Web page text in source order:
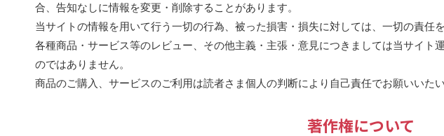
合、告知なしに情報を変更・削除することがあります。
当サイトの情報を用いて行う一切の行為、被った損害・損失に対しては、一切の責任を
各種商品・サービス等のレビュー、その他主義・主張・意見につきましては当サイト
のではありません。
商品のご購入、サービスのご利用は読者さま個人の判断により自己責任でお願いいたい
著作権について